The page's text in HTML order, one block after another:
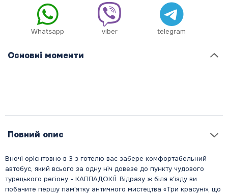
Whatsapp viber telegram
Основні моменти
Повний опис
Вночі орієнтовно в 3 з готелю вас забере комфортабельний
автобус, який всього за одну ніч довезе до пункту чудового
турецького регіону - КАППАДОКІЇ. Відразу ж біля в'їзду ви
побачите першу пам'ятку античного мистецтва «Три красуні», що